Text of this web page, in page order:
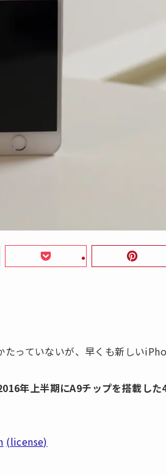
っていないが、早くも新しい
年上半期にA9チップを搭載し
(license)